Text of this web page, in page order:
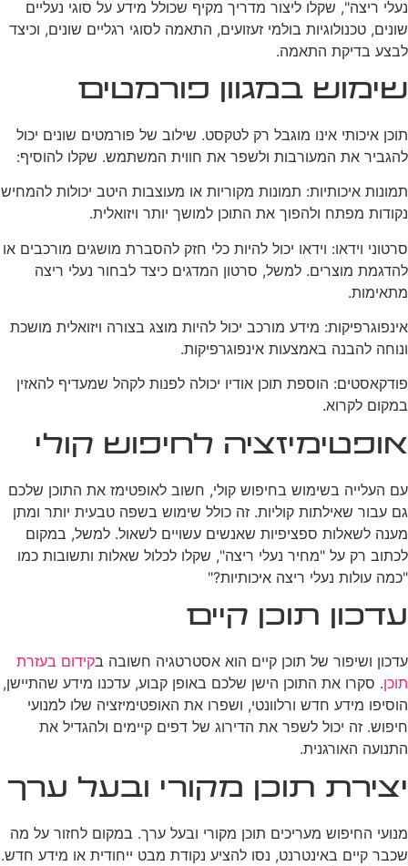
נעלי ריצה", שקלו ליצור מדריך מקיף שכולל מידע על סוגי נעליים
שונים, טכנולוגיות בולמי זעזועים, התאמה לסוגי רגליים שונים, וכיצד
לבצע בדיקת התאמה.
שימוש במגוון פורמטים
תוכן איכותי אינו מוגבל רק לטקסט. שילוב של פורמטים שונים יכול
להגביר את המעורבות ולשפר את חווית המשתמש. שקלו להוסיף:
תמונות איכותיות: תמונות מקוריות או מעוצבות היטב יכולות להמחיש
נקודות מפתח ולהפוך את התוכן למושך יותר ויזואלית.
סרטוני וידאו: וידאו יכול להיות כלי חזק להסברת מושגים מורכבים או
להדגמת מוצרים. למשל, סרטון המדגים כיצד לבחור נעלי ריצה
מתאימות.
אינפוגרפיקות: מידע מורכב יכול להיות מוצג בצורה ויזואלית מושכת
ונוחה להבנה באמצעות אינפוגרפיקות.
פודקאסטים: הוספת תוכן אודיו יכולה לפנות לקהל שמעדיף להאזין
במקום לקרוא.
אופטימיזציה לחיפוש קולי
עם העלייה בשימוש בחיפוש קולי, חשוב לאופטימז את התוכן שלכם
גם עבור שאילתות קוליות. זה כולל שימוש בשפה טבעית יותר ומתן
מענה לשאלות ספציפיות שאנשים עשויים לשאול. למשל, במקום
לכתוב רק על "מחיר נעלי ריצה", שקלו לכלול שאלות ותשובות כמו
"כמה עולות נעלי ריצה איכותיות?"
עדכון תוכן קיים
עדכון ושיפור של תוכן קיים הוא אסטרטגיה חשובה בקידום בעזרת
תוכן. סקרו את התוכן הישן שלכם באופן קבוע, עדכנו מידע שהתיישן,
הוסיפו מידע חדש ורלוונטי, ושפרו את האופטימיזציה שלו למנועי
חיפוש. זה יכול לשפר את הדירוג של דפים קיימים ולהגדיל את
התנועה האורגנית.
יצירת תוכן מקורי ובעל ערך
מנועי החיפוש מעריכים תוכן מקורי ובעל ערך. במקום לחזור על מה
שכבר קיים באינטרנט, נסו להציע נקודת מבט ייחודית או מידע חדש.